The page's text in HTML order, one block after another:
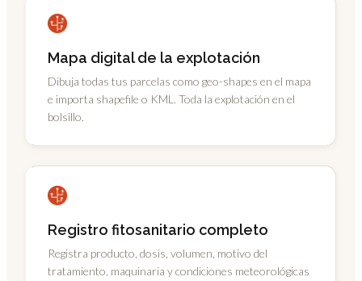
Mapa digital de la explotación
Dibuja todas tus parcelas como geo-shapes en el mapa
e importa shapefile o KML. Toda la explotación en el
bolsillo.
Registro fitosanitario completo
Registra producto, dosis, volumen, motivo del
tratamiento, maquinaria y condiciones meteorológicas